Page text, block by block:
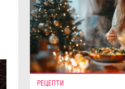
РЕЦЕПТИ